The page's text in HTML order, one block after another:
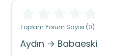
Toplam Yorum Sayısı (0)
Aydın → Babaeski